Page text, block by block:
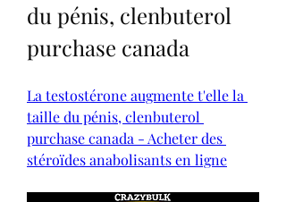
du pénis, clenbuterol
purchase canada
La testostérone augmente t'elle la
taille du pénis, clenbuterol
purchase canada - Acheter des
stéroïdes anabolisants en ligne